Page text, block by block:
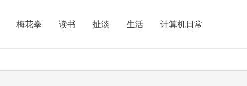
梅花拳 读书 扯淡 生活 计算机日常